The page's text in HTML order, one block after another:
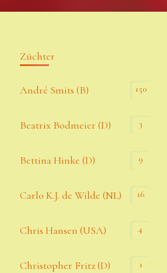
Züchter
André Smits (B) 150
Beatrix Bodmeier (D) 3
Bettina Hinke (D) 9
Carlo K.J. de Wilde (NL) 16
Chris Hansen (USA) 4
Christopher Fritz (D) 1